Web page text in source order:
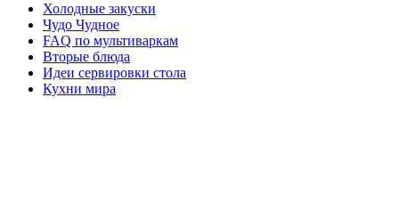
Холодные закуски
Чудо Чудное
FAQ по мультиваркам
Вторые блюда
Идеи сервировки стола
Кухни мира